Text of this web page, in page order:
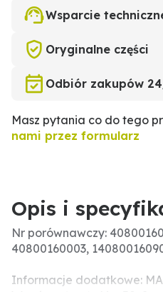
Wsparcie
Oryginalne części
Odbiór zakupów
Masz pytania co do tego
nami przez formularz
Opis i
Nr porównawczy:
40800160003,
Informacje dodatkowe: